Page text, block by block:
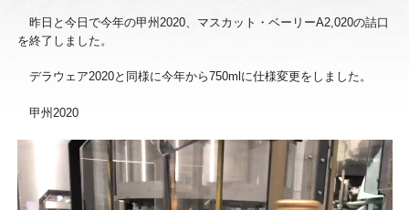
昨日と今日で今年の甲州2020、マスカット・ベーリーA2,020の詰口
を終了しました。
デラウェア2020と同様に今年から750mlに仕様変更をしました。
甲州2020
プ
レ